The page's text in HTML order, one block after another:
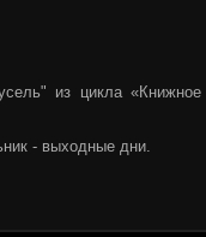
из цикла «Книжное
- выходные дни.